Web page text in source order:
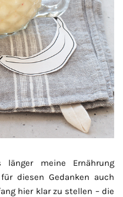
meine Ernährung
diesen Gedanken auch
hier klar zu stellen – die